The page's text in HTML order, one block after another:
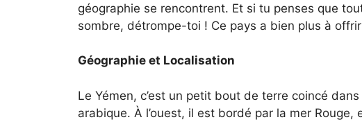
géographie se rencontrent. Et si tu penses que
sombre, détrompe-toi ! Ce pays a bien plus à
Géographie et Localisation
Le Yémen, c’est un petit bout de terre coincé
arabique. À l’ouest, il est bordé par la mer Rouge,